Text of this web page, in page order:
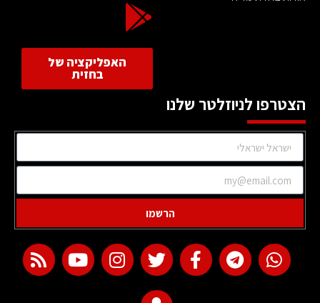
האפליקציה של
בחזית
הצטרפו לניוזלטר שלנו
הרשמו